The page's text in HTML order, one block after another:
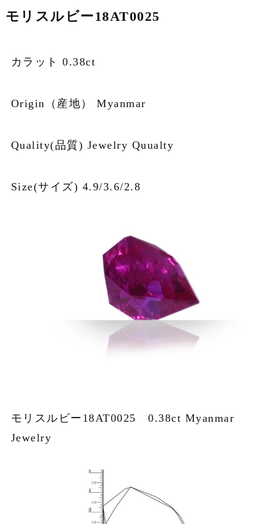
モリスルビー18AT0025
カラット 0.38ct
Origin（産地） Myanmar
Quality(品質) Jewelry Quualty
Size(サイズ) 4.9/3.6/2.8
モリスルビー18AT0025 0.38ct Myanmar
Jewelry